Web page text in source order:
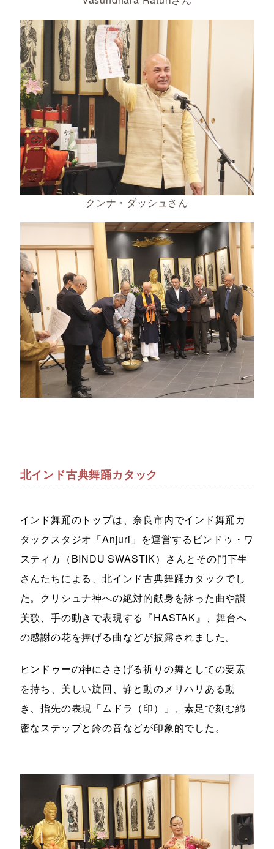
クンナ・ダッシュさん
北インド古典舞踊カタック
インド舞踊のトップは、奈良市内でインド舞踊カ
タックスタジオ「Anjuri」を運営するビンドゥ・ワ
スティカ（BINDU SWASTIK）さんとその門下生
さんたちによる、北インド古典舞踊カタックでし
た。クリシュナ神への絶対的献身を詠った曲や讃
美歌、手の動きで表現する『HASTAK』、舞台へ
の感謝の花を捧げる曲などが披露されました。
ヒンドゥーの神にささげる祈りの舞としての要素
を持ち、美しい旋回、静と動のメリハリある動
き、指先の表現「ムドラ（印）」、素足で刻む綿
密なステップと鈴の音などが印象的でした。